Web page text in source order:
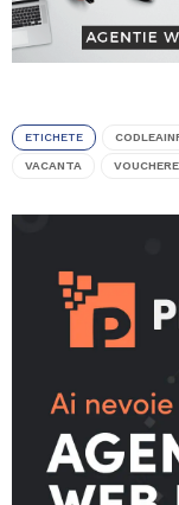
ETICHETE
VACANTA VOUCHERE